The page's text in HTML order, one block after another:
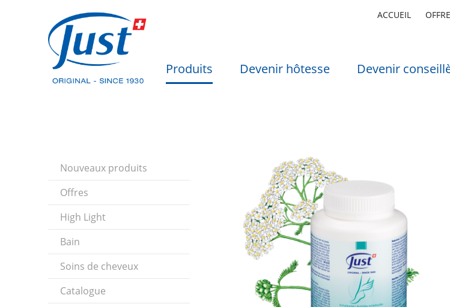
ACCUEIL
Produits Devenir hôtesse Devenir
Nouveaux produits
Offres
High Light
Bain
Soins de cheveux
Catalogue